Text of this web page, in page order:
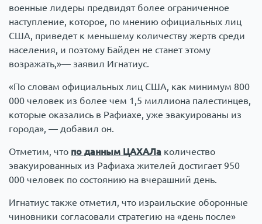
военные лидеры предвидят более ограниченное
наступление, которое, по мнению официальных лиц
США, приведет к меньшему количеству жертв среди
населения, и поэтому Байден не станет этому
возражать,»— заявил Игнатиус.
«По словам официальных лиц США, как минимум 800
000 человек из более чем 1,5 миллиона палестинцев,
которые оказались в Рафиахе, уже эвакуированы из
города», — добавил он.
Отметим, что по данным ЦАХАЛа количество
эвакуированных из Рафиаха жителей достигает 950
000 человек по состоянию на вчерашний день.
Игнатиус также отметил, что израильские оборонные
чиновники согласовали стратегию на «день после»